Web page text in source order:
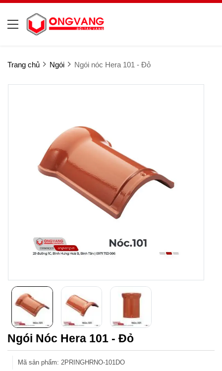
Trang chủ Ngói Ngói nóc Hera 101 - Đỏ
Ngói Nóc Hera 101 - Đỏ
Mã sản phẩm: 2PRINGHRNO-101DO